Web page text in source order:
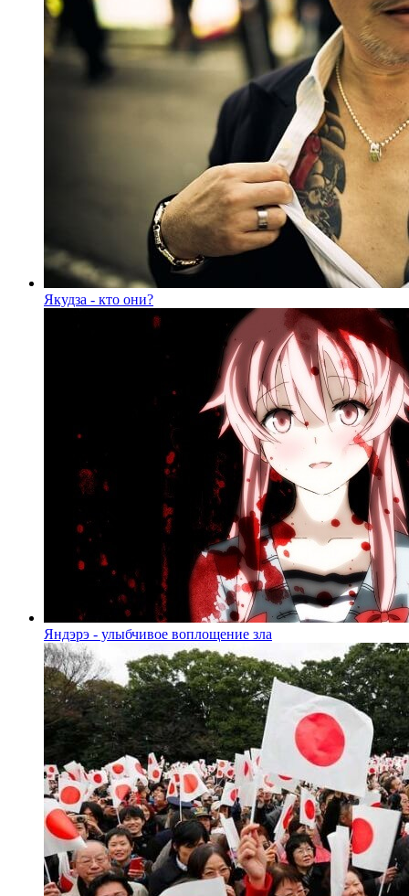
Якудза - кто они?
Яндэрэ - улыбчивое воплощение зла